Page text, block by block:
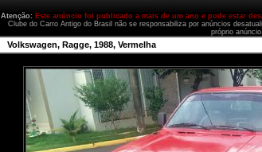
Atenção: Este anúncio foi publicado a mais de um ano e pode estar
Clube do Carro Antigo do Brasil não se responsabiliza por anúncios
próprio anúncio.
Volkswagen, Ragge, 1988, Vermelha